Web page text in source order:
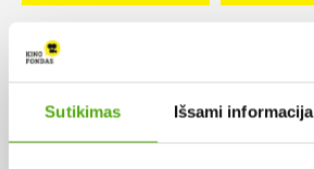
Sutikimas Išsami informacija
Pagal šalį:
Ukraina